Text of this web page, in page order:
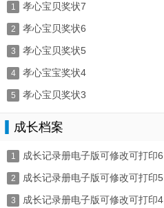
1
孝心宝贝奖状7
2
孝心宝贝奖状6
3
孝心宝贝奖状5
4
孝心宝宝奖状4
5 孝心宝贝奖状3
成长档案
1
成长记录册电子版可修改可打印6
2
成长记录册电子版可修改可打印5
3
成长记录册电子版可修改可打印4